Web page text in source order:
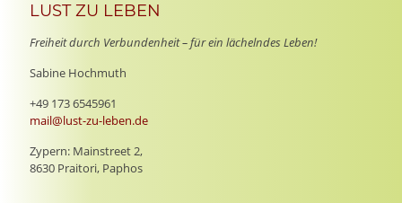
LUST ZU LEBEN
Freiheit durch Verbundenheit – für ein lächelndes Leben!
Sabine Hochmuth
+49 173 6545961
mail@lust-zu-leben.de
Zypern: Mainstreet 2,
8630 Praitori, Paphos